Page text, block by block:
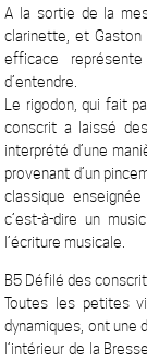
A la sortie de la
clarinette, et
efficace
d’entendre.
Le rigodon, qui fait
conscrit a laissé
interprété d’une
provenant d’un
classique
c’est-à-dire un
l’écriture musicale.
B5 Défilé des
Toutes les petites
dynamiques, ont une
l’intérieur de la